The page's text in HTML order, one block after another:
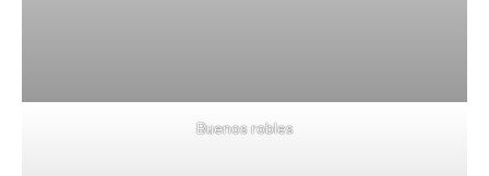
Buenos robles